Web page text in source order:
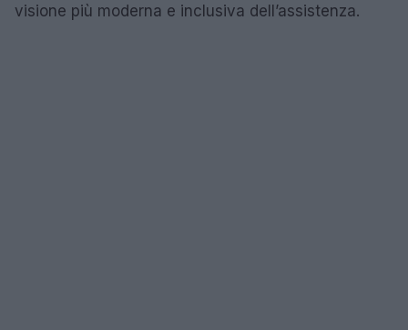
visione più moderna e inclusiva dell’assistenza.